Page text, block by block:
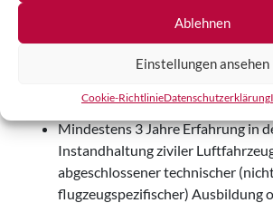
Ablehnen
Einstellungen ansehen
Cookie-RichtlinieDatenschutz­erklärung
Mindestens 5 Jahre Erfahrung in
abgeschlossene technische
Mindestens 3 Jahre Erfahrung in
Instandhaltung ziviler
abgeschlossener technischer
flugzeugspezifischer) Ausbildung